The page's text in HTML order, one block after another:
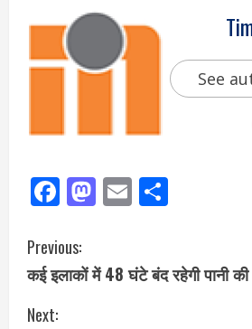
See
Facebook
Mastodon
Email
Previous:
कई इलाकों में 48 घंटे बंद रहेगी पानी
Next: